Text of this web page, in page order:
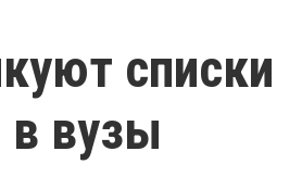
списки
в вузы